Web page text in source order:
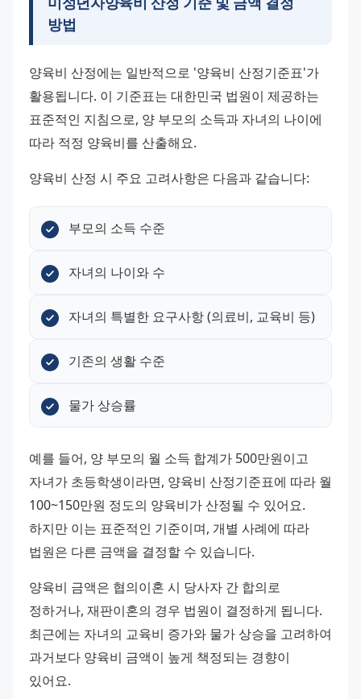
방법
양육비 산정에는 일반적으로 '양육비 산정기준표'가
활용됩니다. 이 기준표는 대한민국 법원이 제공하는
표준적인 지침으로, 양 부모의 소득과 자녀의 나이에
따라 적정 양육비를 산출해요.
양육비 산정 시 주요 고려사항은 다음과 같습니다:
부모의 소득 수준
자녀의 나이와 수
자녀의 특별한 요구사항 (의료비, 교육비 등)
기존의 생활 수준
물가 상승률
예를 들어, 양 부모의 월 소득 합계가 500만원이고
자녀가 초등학생이라면, 양육비 산정기준표에 따라 월
100~150만원 정도의 양육비가 산정될 수 있어요.
하지만 이는 표준적인 기준이며, 개별 사례에 따라
법원은 다른 금액을 결정할 수 있습니다.
양육비 금액은 협의이혼 시 당사자 간 합의로
정하거나, 재판이혼의 경우 법원이 결정하게 됩니다.
최근에는 자녀의 교육비 증가와 물가 상승을 고려하여
과거보다 양육비 금액이 높게 책정되는 경향이
있어요.